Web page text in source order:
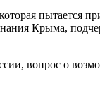
пытается
Крыма,
вопрос о